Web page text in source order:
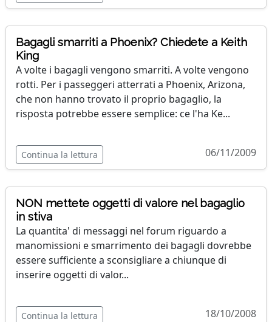
Bagagli smarriti a Phoenix? Chiedete a Keith
King
A volte i bagagli vengono smarriti. A volte vengono
rotti. Per i passeggeri atterrati a Phoenix, Arizona,
che non hanno trovato il proprio bagaglio, la
risposta potrebbe essere semplice: ce l'ha Ke...
Continua la lettura 06/11/2009
NON mettete oggetti di valore nel bagaglio
in stiva
La quantita' di messaggi nel forum riguardo a
manomissioni e smarrimento dei bagagli dovrebbe
essere sufficiente a sconsigliare a chiunque di
inserire oggetti di valor...
Continua la lettura 18/10/2008